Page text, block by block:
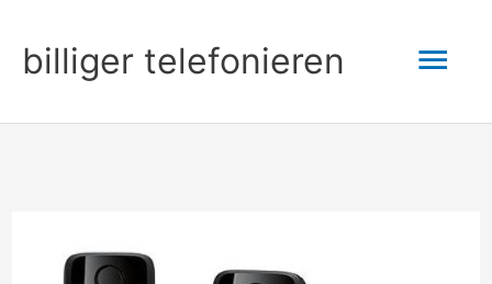
Inhalt
springen
billiger telefonieren